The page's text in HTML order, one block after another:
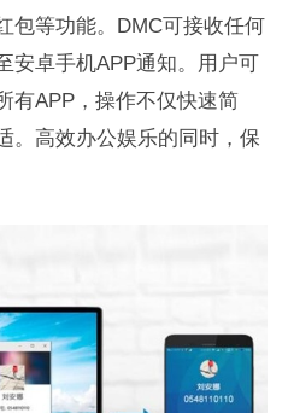
包等功能。DMC可接收任何
安卓手机APP通知。用户可
有APP，操作不仅快速简
。高效办公娱乐的同时，保